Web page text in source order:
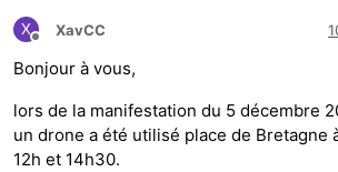
X
Hors-ligne
XavCC
Bonjour à vous,
lors de la manifestation du 5 décembre
un drone a été utilisé place de Bretagne
12h et 14h30.